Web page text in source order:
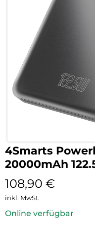
4Smarts
20000mAh
108,90 €
inkl. MwSt.
Online verfügbar